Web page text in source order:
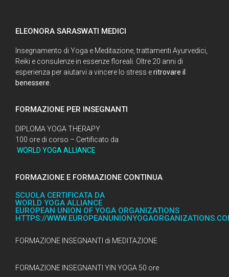
ELEONORA SARASWATI MEDICI
Insegnamento di Yoga e Meditazione, trattamenti Ayurvedici,
Reiki e consulenze in essenze floreali. Oltre 20 anni di
esperienza per aiutarvi a vincere lo stress eritrovare il
benessere
FORMAZIONE PER INSEGNANTI
DIPLOMA YOGA THERAPY
100 ore di corso – Certificato da
WORLD YOGA ALLIANCE
FORMAZIONE E FORMAZIONE CONTINUA
SCUOLA CERTIFICATA DA
WORLD YOGA ALLIANCE
EUROPEAN UNION OF YOGA ORGANIZATIONS
HTTPS://
FORMAZIONE INSEGNANTI di MEDITAZIONE
FORMAZIONE INSEGNANTI YIN YOGA 50 ore